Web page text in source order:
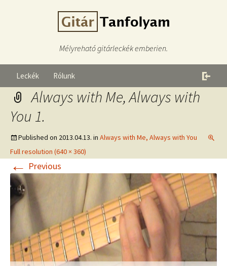
Mélyreható gitárleckék emberien.
Leckék Rólunk
Always with Me, Always with
You 1.
Published on 2013.04.13. in Always with Me, Always with You
Full resolution (640 × 360)
← Previous